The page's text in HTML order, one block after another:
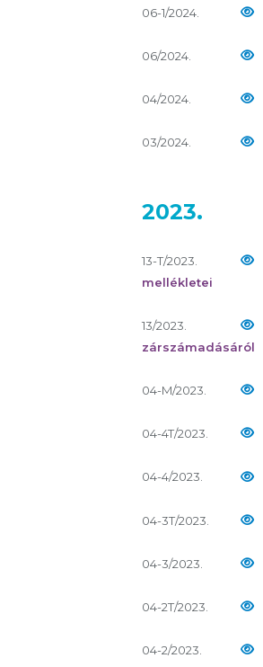
06-1/2024.
06/2024.
04/2024.
03/2024.
2023.
13-T/2023.
mellékletei
13/2023.
zárszámadásáról
04-M/2023.
04-4T/2023.
04-4/2023.
04-3T/2023.
04-3/2023.
04-2T/2023.
04-2/2023.